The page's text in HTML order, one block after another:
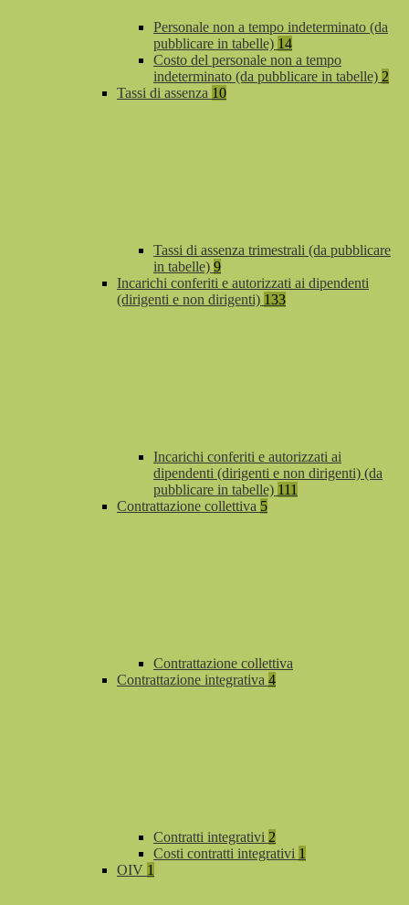
Personale non a tempo indeterminato (da
pubblicare in tabelle) 14
Costo del personale non a tempo
indeterminato (da pubblicare in tabelle) 2
Tassi di assenza 10
Tassi di assenza trimestrali (da pubblicare
in tabelle) 9
Incarichi conferiti e autorizzati ai dipendenti
(dirigenti e non dirigenti) 133
Incarichi conferiti e autorizzati ai
dipendenti (dirigenti e non dirigenti) (da
pubblicare in tabelle) 111
Contrattazione collettiva 5
Contrattazione collettiva
Contrattazione integrativa 4
Contratti integrativi 2
Costi contratti integrativi 1
OIV 1